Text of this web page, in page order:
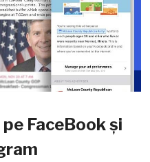
FaceBook și